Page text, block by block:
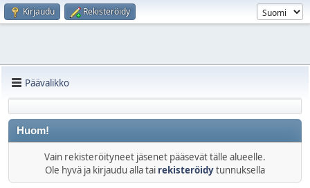
Kirjaudu Rekisteröidy
Päävalikko
Huom!
Vain rekisteröityneet jäsenet pääsevät tälle alueelle.
Ole hyvä ja kirjaudu alla tai rekisteröidytunnuksella